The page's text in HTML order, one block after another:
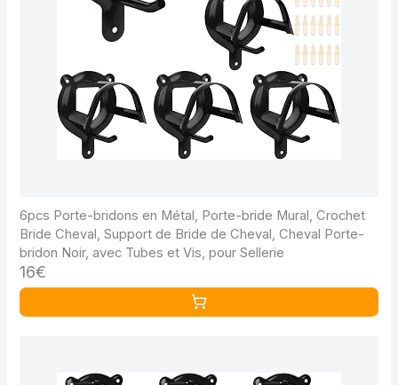
6pcs Porte-bridons en Métal, Porte-bride Mural, Crochet
Bride Cheval, Support de Bride de Cheval, Cheval Porte-
bridon Noir, avec Tubes et Vis, pour Sellerie
16€